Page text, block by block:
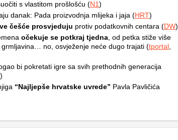
s vlastitom prošlošću (N1)
danak: Pada proizvodnja mlijeka i jaja (HRT)
češće prosvjeduju protiv podatkovnih centara (DW)
očekuje se potkraj tjedna , od petka stiže više
grmljavina… no, osvježenje neće dugo trajati (tportal
bi pokretati igre sa svih prethodnih generacija
)
“Najljepše hrvatske uvrede” Pavla Pavličića